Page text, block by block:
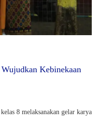
Kebinekaan
8 melaksanakan gelar karya